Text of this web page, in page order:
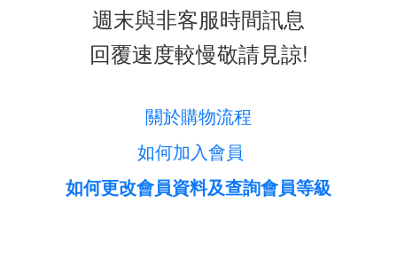
週末與非客服時間訊息
回覆速度較慢敬請見諒!
關於購物流程
如何加入會員
如何更改會員資料及查詢會員等級